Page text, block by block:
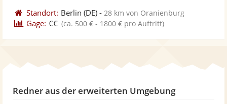
Standort: Berlin (DE) - 28 km von Oranienburg
Gage: €€ (ca. 500 € - 1800 € pro Auftritt)
Redner aus der erweiterten Umgebung